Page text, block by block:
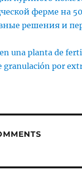
ферме на
решения и
una planta de
granulación por